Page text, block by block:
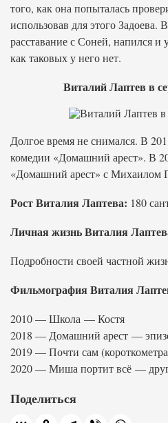
того, как она попыталась
использовав для этого
расставание с Соней, напился и
как таковых у него нет.
Виталий Лаптев в
Долгое время не снимался. В
комедии «Домашний арест». В
«Домашний арест» с Михаилом
Рост Виталия Лаптева: 180
Личная жизнь Виталия
Подробности своей частной
Фильмография Виталия
2010 — Школа — Костя
2018 — Домашний арест —
2019 — Почти сам
2020 — Миша портит всё —
Поделиться